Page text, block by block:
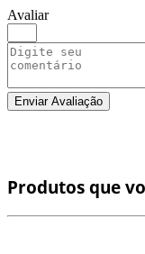
Avaliar
Enviar Avaliação
Produtos que